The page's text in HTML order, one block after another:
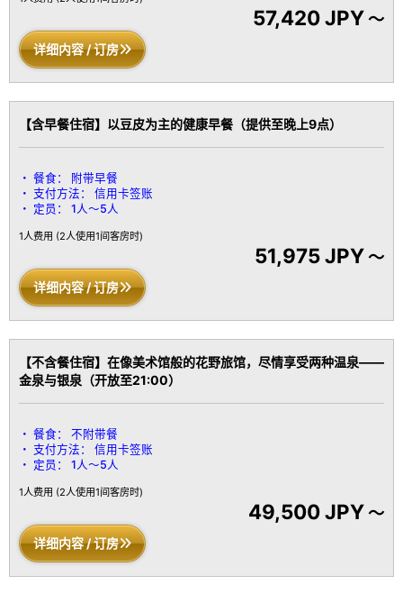
57,420 JPY～
详细内容 / 订房
【含早餐住宿】以豆皮为主的健康早餐（提供至晚上9点）
餐食：
附带早餐
支付方法：
信用卡签账
定员：
1人～5人
1人费用 (2人使用1间客房时)
51,975 JPY～
详细内容 / 订房
【不含餐住宿】在像美术馆般的花野旅馆，尽情享受两种温泉——
金泉与银泉（开放至21:00）
餐食：
不附带餐
支付方法：
信用卡签账
定员：
1人～5人
1人费用 (2人使用1间客房时)
49,500 JPY～
详细内容 / 订房